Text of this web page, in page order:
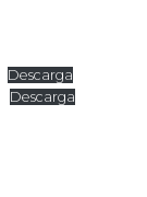
Descarga
Descarga